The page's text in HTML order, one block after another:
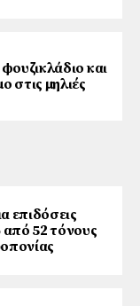
και
στις μηλιές
επιδόσεις
52 τόνους